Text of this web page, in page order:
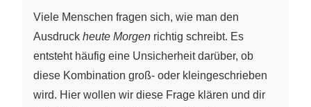
Viele Menschen fragen sich, wie man den
Ausdruck heute Morgen richtig schreibt. Es
entsteht häufig eine Unsicherheit darüber, ob
diese Kombination groß- oder kleingeschrieben
wird. Hier wollen wir diese Frage klären und dir